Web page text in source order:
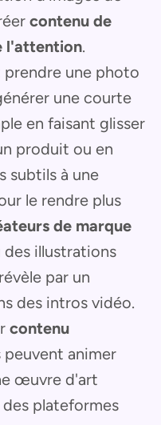
contenu de
l'attention.
prendre une photo
une courte
en faisant glisser
produit ou en
subtils à une
le rendre plus
de marque
illustrations
par un
des intros vidéo.
contenu
peuvent animer
œuvre d'art
plateformes